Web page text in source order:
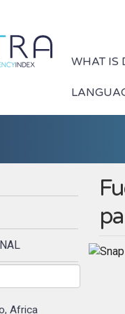
WHAT IS
,Africa